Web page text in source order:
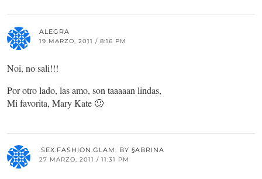
ALEGRA
19 MARZO, 2011 / 8:16 PM
Noi, no sali!!!
Por otro lado, las amo, son taaaaan lindas,
Mi favorita, Mary Kate 🙂
.SEX.FASHION.GLAM. BY §ABRINA
27 MARZO, 2011 / 11:31 PM